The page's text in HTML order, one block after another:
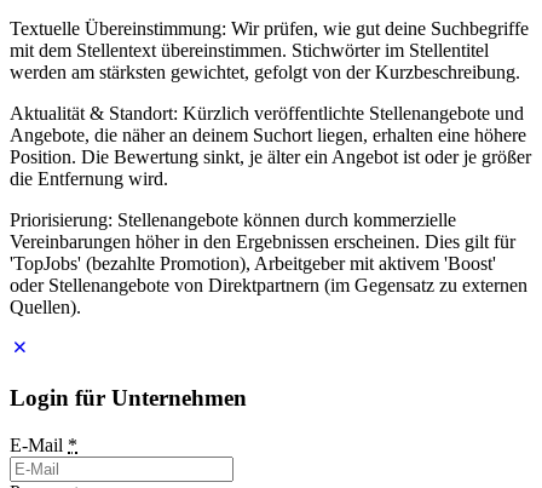
Textuelle Übereinstimmung: Wir prüfen, wie gut deine Suchbegriffe
mit dem Stellentext übereinstimmen. Stichwörter im Stellentitel
werden am stärksten gewichtet, gefolgt von der Kurzbeschreibung.
Aktualität & Standort: Kürzlich veröffentlichte Stellenangebote und
Angebote, die näher an deinem Suchort liegen, erhalten eine höhere
Position. Die Bewertung sinkt, je älter ein Angebot ist oder je größer
die Entfernung wird.
Priorisierung: Stellenangebote können durch kommerzielle
Vereinbarungen höher in den Ergebnissen erscheinen. Dies gilt für
'TopJobs' (bezahlte Promotion), Arbeitgeber mit aktivem 'Boost'
oder Stellenangebote von Direktpartnern (im Gegensatz zu externen
Quellen).
Login für Unternehmen
E-Mail *